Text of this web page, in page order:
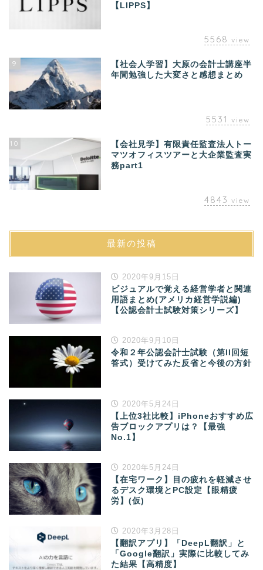
【LIPPS】
5568 view
9
【社会人学習】大原の会計士講座半
年間勉強した大変さと感想まとめ
5531 view
10
【会社見学】有限責任監査法人トー
マツオフィスツアーと大企業監査実
務part1
4843 view
最新の投稿
2020年9月15日
ビジュアルで覚える経営学者と関連
用語まとめ(アメリカ経営学説編)
【公認会計士試験対策シリーズ】
2020年9月10日
令和２年公認会計士試験（第II回短
答式）受けてみた反省と今後の方針
2020年5月24日
【上位3社比較】iPhoneおすすめ広
告ブロックアプリは？【最強
No.1】
2020年5月24日
【在宅ワーク】目の疲れを軽減させ
るデスク環境とPC設定【眼精疲
労】(仮)
2020年3月28日
【翻訳アプリ】「DeepL翻訳」と
「Google翻訳」実際に比較してみ
た結果【高精度】